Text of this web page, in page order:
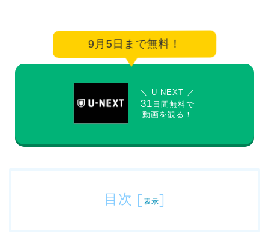
9月5日まで無料！
＼ U-NEXT ／
31 日間無料で
動画を観る！
目次 [ 表示]